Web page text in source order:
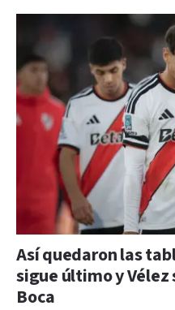
Así quedaron las
sigue último y
Boca